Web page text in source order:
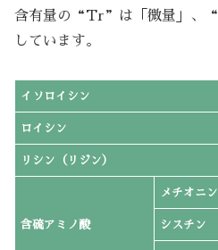
含有量の“Tr”は「微量」、
しています。
イソロイシン
ロイシン
リシン（リジン）
含硫アミノ酸
メチオニン
シスチン